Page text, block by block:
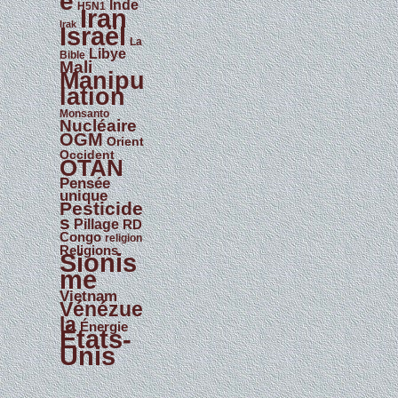
H5N1 Inde
Irak Iran
Israël La
Bible Libye
Mali
Manipu
lation
Monsanto
Nucléaire
OGM Orient
Occident
OTAN
Pensée
unique
Pesticide
s Pillage RD
Congo religion
Religions
Sionis
me
Vietnam
Vénézue
la Énergie
États-
Unis